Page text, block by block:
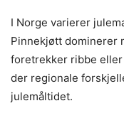
I Norge varierer
Pinnekjøtt dominerer
foretrekker ribbe
der regionale
julemåltidet.